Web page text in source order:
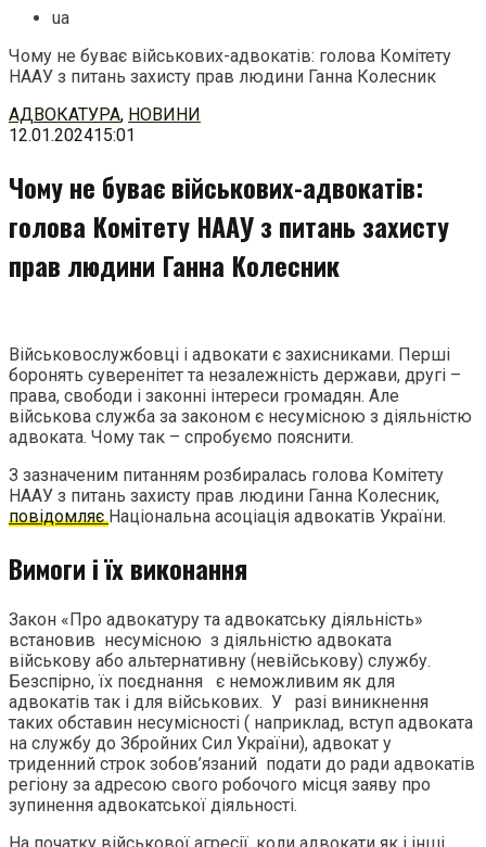
ua
Чому не буває військових-адвокатів: голова Комітету
НААУ з питань захисту прав людини Ганна Колесник
Перейти
до
АДВОКАТУРА, НОВИНИ
12.01.202415:01
Чому не буває військових-адвокатів:
голова Комітету НААУ з питань захисту
прав людини Ганна Колесник
Військовослужбовці і адвокати є захисниками. Перші
боронять суверенітет та незалежність держави, другі –
права, свободи і законні інтереси громадян. Але
військова служба за законом є несумісною з діяльністю
адвоката. Чому так – спробуємо пояснити.
З зазначеним питанням розбиралась голова Комітету
НААУ з питань захисту прав людини Ганна Колесник,
повідомляєНаціональна асоціація адвокатів України.
Вимоги і їх виконання
Закон «Про адвокатуру та адвокатську діяльність»
встановив несумісною з діяльністю адвоката
військову або альтернативну (невійськову) службу.
Безспірно, їх поєднання є неможливим як для
адвокатів так і для військових. У разі виникнення
таких обставин несумісності ( наприклад, вступ адвоката
на службу до Збройних Сил України), адвокат у
триденний строк зобов’язаний подати до ради адвокатів
регіону за адресою свого робочого місця заяву про
зупинення адвокатської діяльності.
На початку військової агресії, коли адвокати як і інші